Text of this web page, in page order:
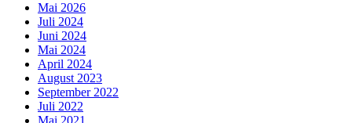
Mai 2026
Juli 2024
Juni 2024
Mai 2024
April 2024
August 2023
September 2022
Juli 2022